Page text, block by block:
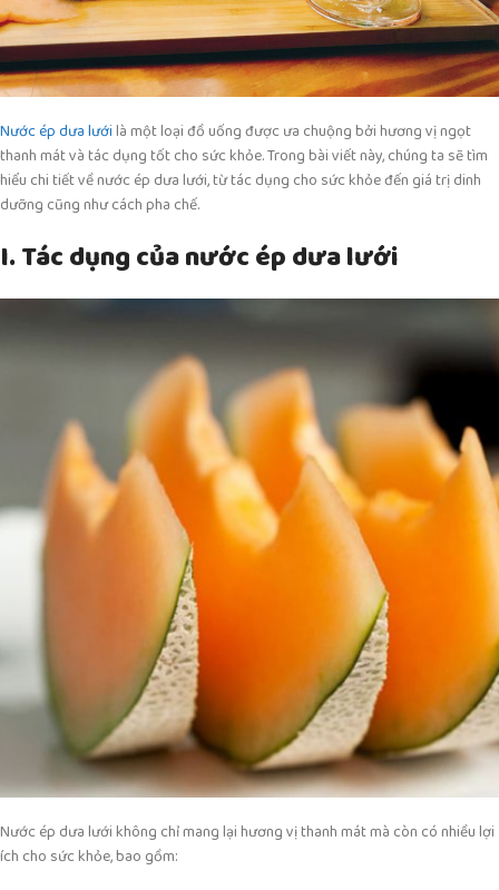
Nước ép dưa lướilà một loại đồ uống được ưa chuộng bởi hương vị ngọt
thanh mát và tác dụng tốt cho sức khỏe. Trong bài viết này, chúng ta sẽ tìm
hiểu chi tiết về nước ép dưa lưới, từ tác dụng cho sức khỏe đến giá trị dinh
dưỡng cũng như cách pha chế.
I. Tác dụng của nước ép dưa lưới
Nước ép dưa lưới không chỉ mang lại hương vị thanh mát mà còn có nhiều lợi
ích cho sức khỏe, bao gồm: